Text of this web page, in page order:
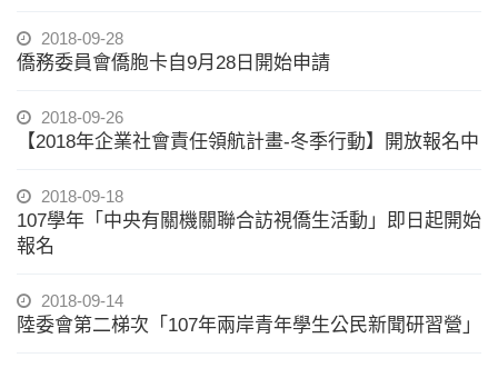
2018-09-28
僑務委員會僑胞卡自9月28日開始申請
2018-09-26
【2018年企業社會責任領航計畫-冬季行動】開放報名中
2018-09-18
107學年「中央有關機關聯合訪視僑生活動」即日起開始
報名
2018-09-14
陸委會第二梯次「107年兩岸青年學生公民新聞研習營」